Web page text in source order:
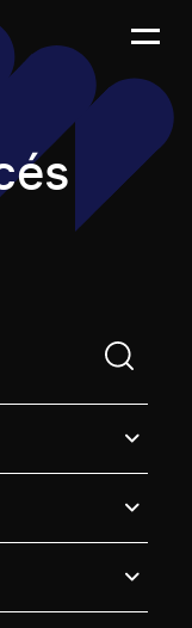
un terme de